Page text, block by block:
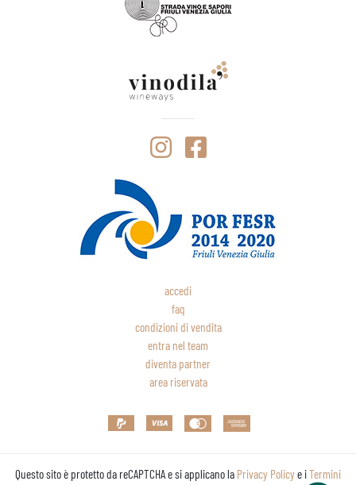
accedi
faq
condizioni di vendita
entra nel team
diventa partner
area riservata
Questo sito è protetto da reCAPTCHA e si applicano la Privacy Policye iTermini